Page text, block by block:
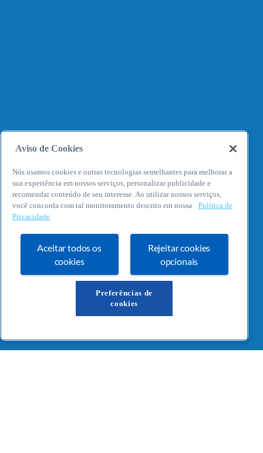
Aviso de Cookies
Nós usamos cookies e outras tecnologias semelhantes para melhorar a
sua experiência em nossos serviços, personalizar publicidade e
recomendar conteúdo de seu interesse. Ao utilizar nossos serviços,
você concorda com tal monitoramento descrito em nossa
Política de
Privacidade
Aceitar todos os
cookies
Rejeitar cookies
opcionais
Preferências de
cookies